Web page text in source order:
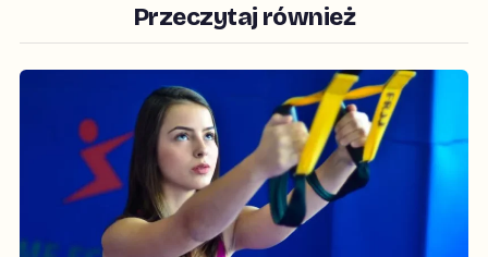
Przeczytaj również